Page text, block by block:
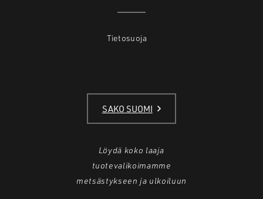
Tietosuoja
SAKO SUOMI
Löydä koko laaja
tuotevalikoimamme
metsästykseen ja ulkoiluun